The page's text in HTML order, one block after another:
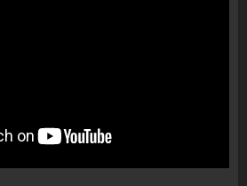
“bosen” Joana Nano për
abuzim me fondet publike dhe
pasuri të pajustifikuar